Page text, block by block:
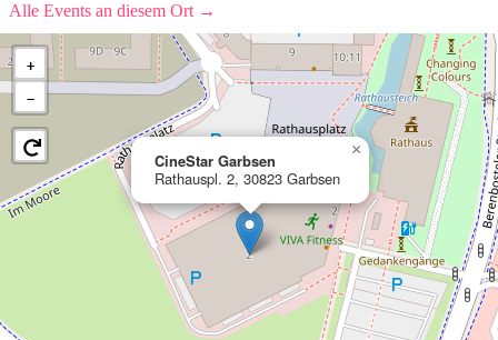
Alle Events an diesem Ort →
CineStar Garbsen
Rathauspl. 2, 30823 Garbsen
×
+
−